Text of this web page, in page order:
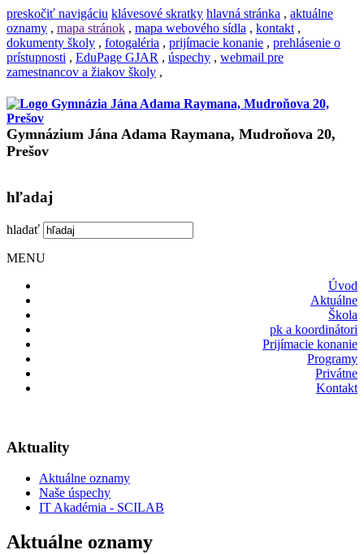
preskočiť navigáciu klávesové skratky hlavná stránka , aktuálne
oznamy , mapa stránok , mapa webového sídla , kontakt ,
dokumenty školy , fotogaléria , prijímacie konanie , prehlásenie o
prístupnosti , EduPage GJAR , úspechy , webmail pre
zamestnancov a žiakov školy ,
Gymnázium Jána Adama Raymana, Mudroňova 20,
Prešov
hľadaj
hladať
MENU
Úvod
Aktuálne
Škola
pk a koordinátori
Prijímacie konanie
Programy
Privátne
Kontakt
Aktuality
Aktuálne oznamy
Naše úspechy
IT Akadémia - SCILAB
Aktuálne oznamy